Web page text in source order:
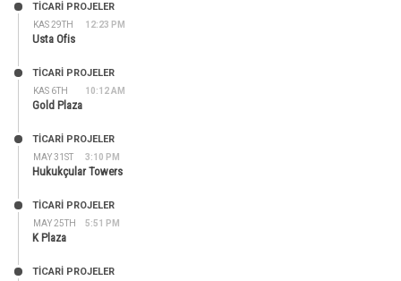
KAS 29TH 12:23 PM
TİCARİ PROJELER
Usta Ofis
KAS 6TH 10:12 AM
TİCARİ PROJELER
Gold Plaza
MAY 31ST 3:10 PM
TİCARİ PROJELER
Hukukçular Towers
MAY 25TH 5:51 PM
TİCARİ PROJELER
K Plaza
TİCARİ PROJELER